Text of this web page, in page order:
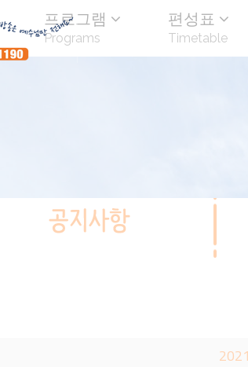
프로그램
Programs
편성표
Timetable